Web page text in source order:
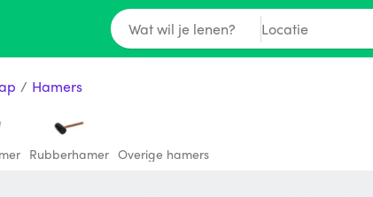
Wat wil je lenen? Locatie
/ Hamers
Rubberhamer Overige hamers